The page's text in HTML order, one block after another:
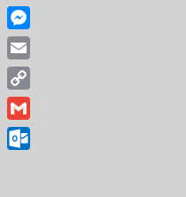
Telegram
Messenger
Email
Copy
Link
Gmail